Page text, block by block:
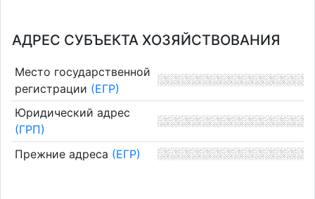
АДРЕС СУБЪЕКТА ХОЗЯЙСТВОВАНИЯ
Место государственной
регистрации (ЕГР)
Юридический адрес
(ГРП)
Прежние адреса (ЕГР)